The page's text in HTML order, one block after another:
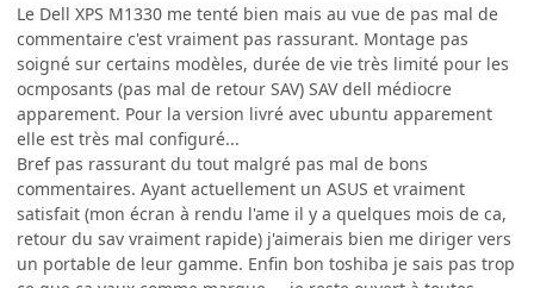
Le Dell XPS M1330 me tenté bien mais au vue de pas mal de
commentaire c'est vraiment pas rassurant. Montage pas
soigné sur certains modèles, durée de vie très limité pour les
ocmposants (pas mal de retour SAV) SAV dell médiocre
apparement. Pour la version livré avec ubuntu apparement
elle est très mal configuré...
Bref pas rassurant du tout malgré pas mal de bons
commentaires. Ayant actuellement un ASUS et vraiment
satisfait (mon écran à rendu l'ame il y a quelques mois de ca,
retour du sav vraiment rapide) j'aimerais bien me diriger vers
un portable de leur gamme. Enfin bon toshiba je sais pas trop